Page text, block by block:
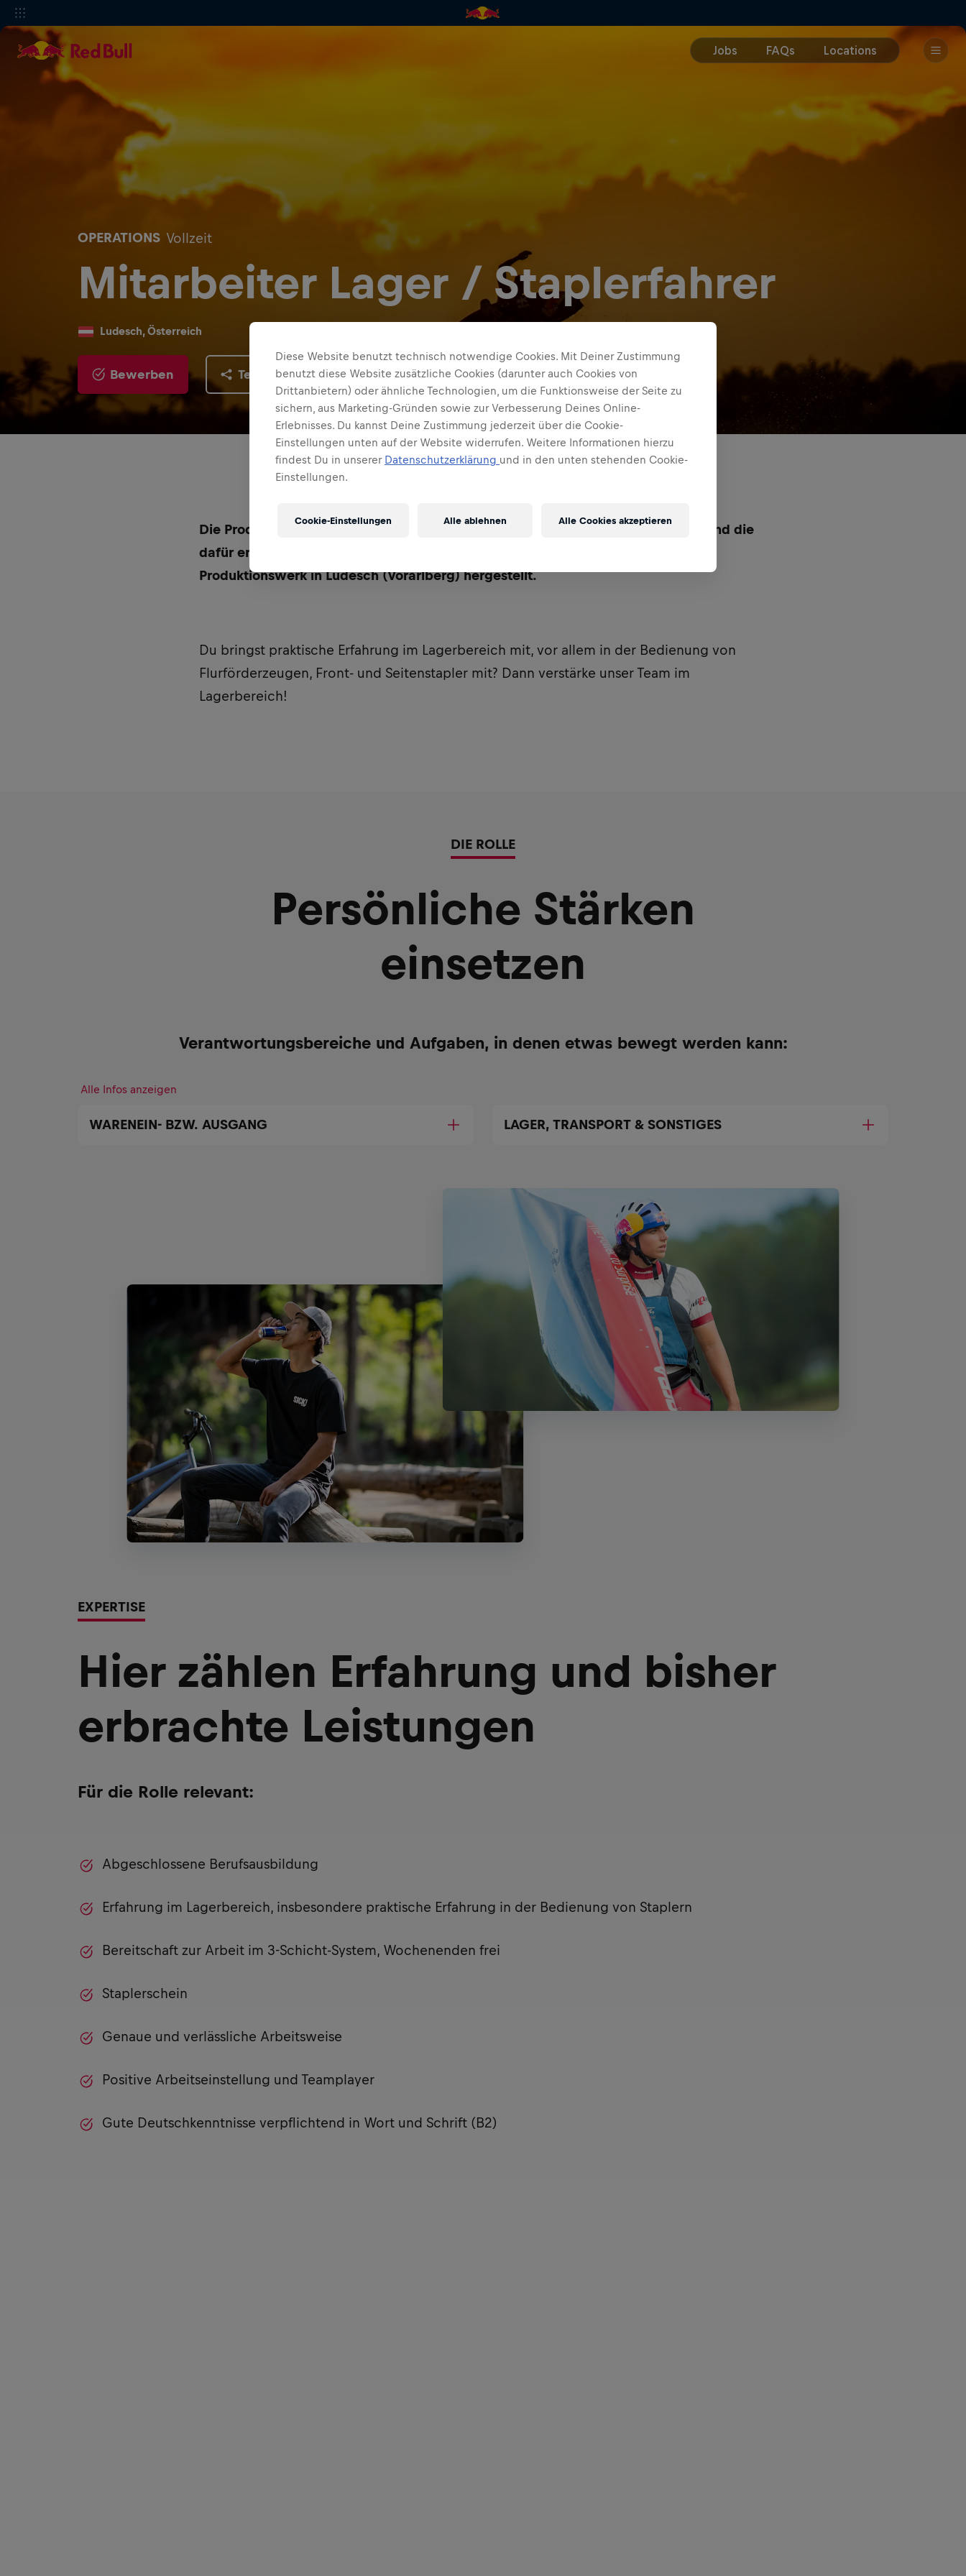
OPERATIONS Vollzeit
Mitarbeiter Lager / Staplerfahrer
Ludesch, Österreich
Bewerben Teilen
Die Produkte von Red Bull werden weltweit in mehr als 170 Ländern vertrieben und die
dafür erforderlichen Grundstoffmischungen für unsere Getränke in unserem
Produktionswerk in Ludesch (Vorarlberg) hergestellt.
Du bringst praktische Erfahrung im Lagerbereich mit, vor allem in der Bedienung von
Flurförderzeugen, Front- und Seitenstapler mit? Dann verstärke unser Team im
Lagerbereich!
DIE ROLLE
Persönliche Stärken
einsetzen
Verantwortungsbereiche und Aufgaben, in denen etwas bewegt werden kann:
Alle Infos anzeigen
WARENEIN- BZW. AUSGANG LAGER, TRANSPORT & SONSTIGES
EXPERTISE
Hier zählen Erfahrung und bisher
erbrachte Leistungen
Für die Rolle relevant:
Abgeschlossene Berufsausbildung
Erfahrung im Lagerbereich, insbesondere praktische Erfahrung in der Bedienung von Staplern
Bereitschaft zur Arbeit im 3-Schicht-System, Wochenenden frei
Staplerschein
Genaue und verlässliche Arbeitsweise
Positive Arbeitseinstellung und Teamplayer
Gute Deutschkenntnisse verpflichtend in Wort und Schrift (B2)
Diese Website benutzt technisch notwendige Cookies. Mit Deiner Zustimmung
benutzt diese Website zusätzliche Cookies (darunter auch Cookies von
Drittanbietern) oder ähnliche Technologien, um die Funktionsweise der Seite zu
sichern, aus Marketing-Gründen sowie zur Verbesserung Deines Online-
Erlebnisses. Du kannst Deine Zustimmung jederzeit über die Cookie-
Einstellungen unten auf der Website widerrufen. Weitere Informationen hierzu
findest Du in unserer Datenschutzerklärung und in den unten stehenden Cookie-
Einstellungen.
Alle ablehnen Alle Cookies akzeptieren
Cookie-Einstellungen